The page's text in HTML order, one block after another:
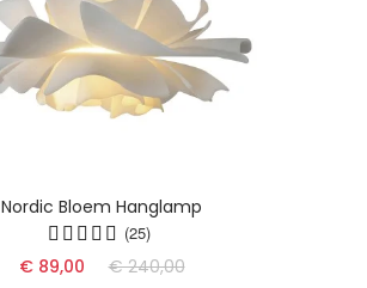
Nordic Bloem Hanglamp
(25)
€ 89,00 € 240,00